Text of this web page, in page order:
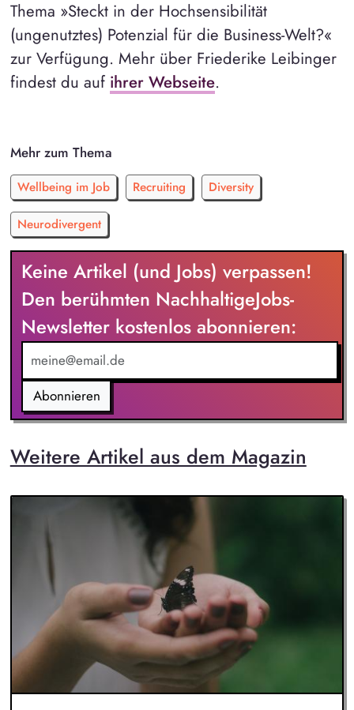
Thema »Steckt in der Hochsensibilität
(ungenutztes) Potenzial für die Business-Welt?«
zur Verfügung. Mehr über Friederike Leibinger
findest du auf ihrer Webseite.
Mehr zum Thema
Wellbeing im Job Recruiting Diversity
Neurodivergent
Keine Artikel (und Jobs) verpassen!
Den berühmten NachhaltigeJobs-
Newsletter kostenlos abonnieren:
Abonnieren
Weitere Artikel aus dem Magazin